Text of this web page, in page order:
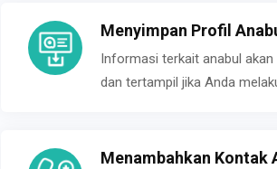
Menyimpan Profil
Informasi terkait anabul
dan tertampil jika Anda
Menambahkan Kontak